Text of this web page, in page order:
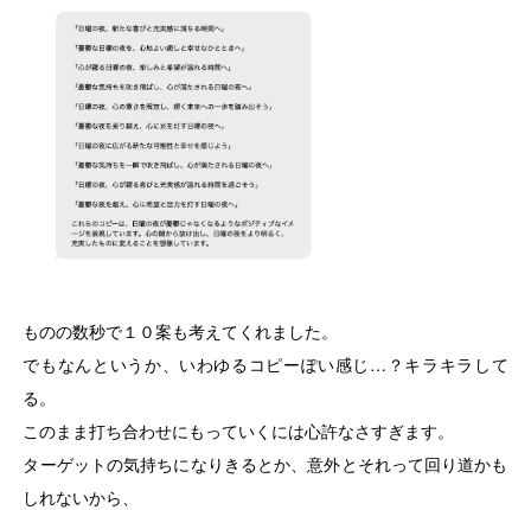
ものの数秒で１０案も考えてくれました。
でもなんというか、いわゆるコピーぽい感じ…？キラキラして
る。
このまま打ち合わせにもっていくには心許なさすぎます。
ターゲットの気持ちになりきるとか、意外とそれって回り道かも
しれないから、